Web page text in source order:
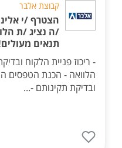
קבוצת אלבר
הצטרף /י
/ה נציג /ת
תנאים
- ריכוז פניית הלקוח
הלוואה - הכנת הטפסים
ובדיקת תקינותם -...